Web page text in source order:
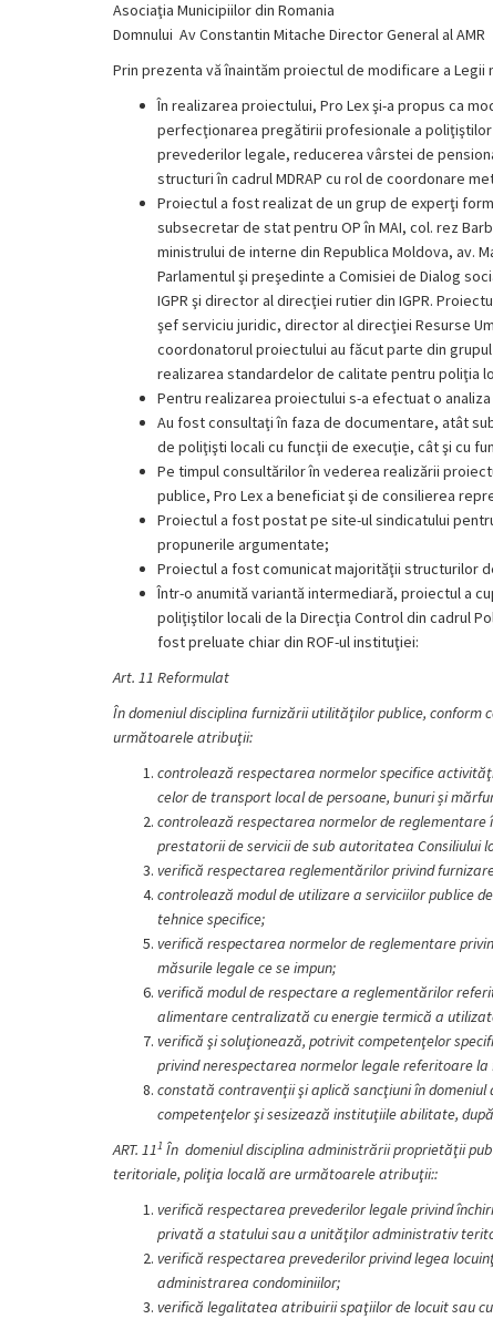
Asociaţia Municipiilor din Romania
Domnului Av Constantin Mitache Director General al AMR
Prin prezenta vă înaintăm proiectul de modificare a Legii
În realizarea proiectului, Pro Lex şi-a propus ca
perfecţionarea pregătirii profesionale a
prevederilor legale, reducerea vârstei de
structuri în cadrul MDRAP cu rol de coordonare
Proiectul a fost realizat de un grup de experţi
subsecretar de stat pentru OP în MAI, col. rez
ministrului de interne din Republica Moldova, av.
Parlamentul şi preşedinte a Comisiei de Dialog
IGPR şi director al direcţiei rutier din IGPR.
şef serviciu juridic, director al direcţiei Resurse
coordonatorul proiectului au făcut parte din
realizarea standardelor de calitate pentru poliţia
Pentru realizarea proiectului s-a efectuat o
Au fost consultaţi în faza de documentare, atât
de poliţişti locali cu funcţii de execuţie, cât şi cu
Pe timpul consultărilor în vederea realizării
publice, Pro Lex a beneficiat şi de consilierea
Proiectul a fost postat pe site-ul sindicatului
propunerile argumentate;
Proiectul a fost comunicat majorităţii structurilor
Într-o anumită variantă intermediară, proiectul a
poliţiştilor locali de la Direcţia Control din cadrul
fost preluate chiar din ROF-ul instituţiei:
Art. 11 Reformulat
În domeniul disciplina furnizării utilităţilor publice,
următoarele atribuţii:
controlează respectarea normelor specifice
celor de transport local de persoane, bunuri și
controlează respectarea normelor de
prestatorii de servicii de sub autoritatea Consiliului
verifică respectarea reglementărilor privind
controlează modul de utilizare a serviciilor publice
tehnice specifice;
verifică respectarea normelor de reglementare
măsurile legale ce se impun;
verifică modul de respectare a reglementărilor
alimentare centralizată cu energie termică a
verifică şi soluţionează, potrivit competenţelor
privind nerespectarea normelor legale referitoare
constată contravenţii şi aplică sancţiuniîndomeniul
competenţelor şi sesizează instituţiile abilitate,
ART. 111 În domeniul disciplina administrării proprietăţii
teritoriale, poliţia locală are următoarele atribuţii::
verifică respectarea prevederilor legale privind
privată a statului sau a unităţilor administrativ
verifică respectarea prevederilor privind legea
administrarea condominiilor;
verifică legalitatea atribuirii spaţiilor de locuit sau